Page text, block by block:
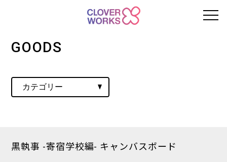
GOODS
黒執事 -寄宿学校編- キャンバスボード